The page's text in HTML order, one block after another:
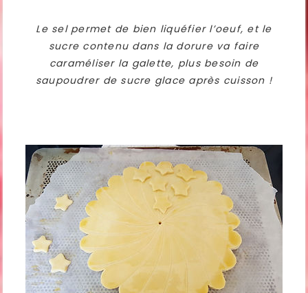
Le sel permet de bien liquéfier l’oeuf, et le
sucre contenu dans la dorure va faire
caraméliser la galette, plus besoin de
saupoudrer de sucre glace après cuisson !